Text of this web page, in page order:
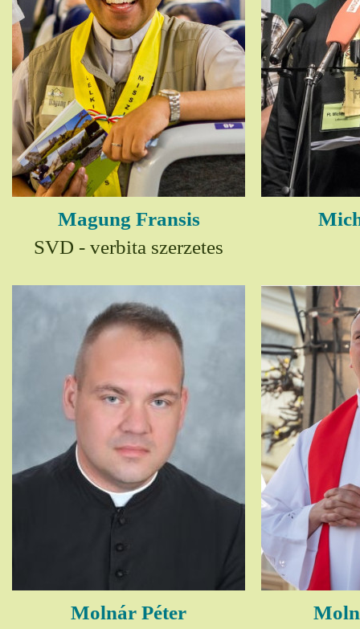
Magung Fransis
SVD - verbita szerzetes
Molnár Péter